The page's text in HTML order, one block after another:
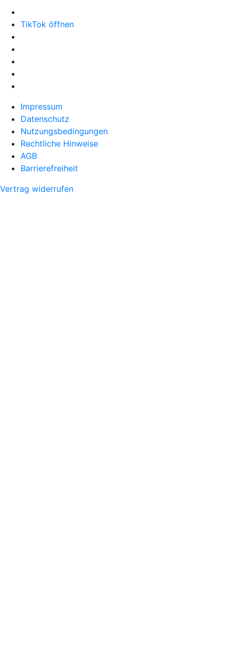
TikTok öffnen
Impressum
Datenschutz
Nutzungsbedingungen
Rechtliche Hinweise
AGB
Barrierefreiheit
Vertrag widerrufen